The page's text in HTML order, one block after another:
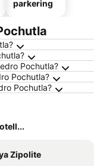
parkering
Pochutla?
Pochutla?
Pochutla?
Zipolite